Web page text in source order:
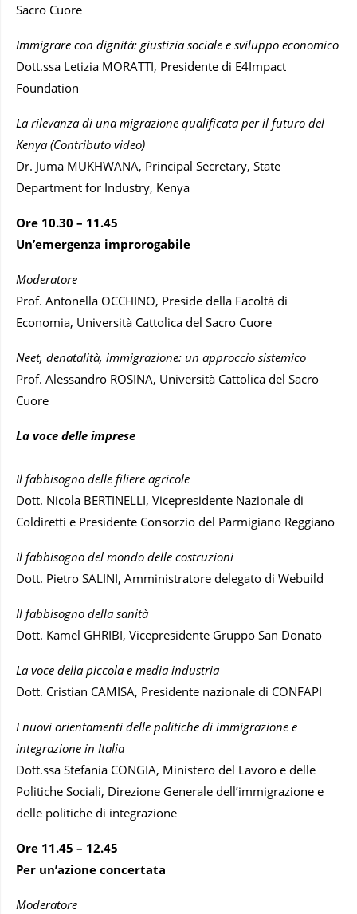
Sacro Cuore
Immigrare con dignità: giustizia sociale e sviluppo economico
Dott.ssa Letizia MORATTI, Presidente di E4Impact
Foundation
La rilevanza di una migrazione qualificata per il futuro del
Kenya (Contributo video)
Dr. Juma MUKHWANA, Principal Secretary, State
Department for Industry, Kenya
Ore 10.30 – 11.45
Un’emergenza improrogabile
Moderatore
Prof. Antonella OCCHINO, Preside della Facoltà di
Economia, Università Cattolica del Sacro Cuore
Neet, denatalità, immigrazione: un approccio sistemico
Prof. Alessandro ROSINA, Università Cattolica del Sacro
Cuore
La voce delle imprese
Il fabbisogno delle filiere agricole
Dott. Nicola BERTINELLI, Vicepresidente Nazionale di
Coldiretti e Presidente Consorzio del Parmigiano Reggiano
Il fabbisogno del mondo delle costruzioni
Dott. Pietro SALINI, Amministratore delegato di Webuild
Il fabbisogno della sanità
Dott. Kamel GHRIBI, Vicepresidente Gruppo San Donato
La voce della piccola e media industria
Dott. Cristian CAMISA, Presidente nazionale di CONFAPI
I nuovi orientamenti delle politiche di immigrazione e
integrazione in Italia
Dott.ssa Stefania CONGIA, Ministero del Lavoro e delle
Politiche Sociali, Direzione Generale dell’immigrazione e
delle politiche di integrazione
Ore 11.45 – 12.45
Per un’azione concertata
Moderatore